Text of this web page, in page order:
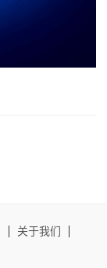
关于我们